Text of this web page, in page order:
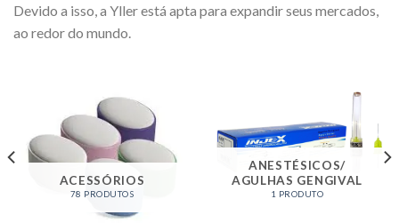
Devido a isso, a Yller está apta para expandir seus mercados,
ao redor do mundo.
ACESSÓRIOS
78 PRODUTOS
ANESTÉSICOS/
AGULHAS GENGIVAL
1 PRODUTO